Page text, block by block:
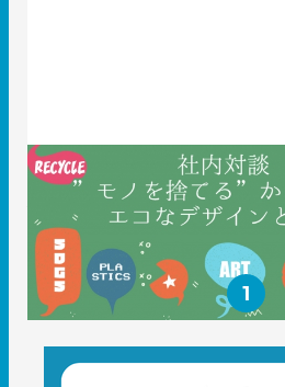
【社内対談】”ものを捨てる”から
は？
2020.02.26 社員ブログ
1